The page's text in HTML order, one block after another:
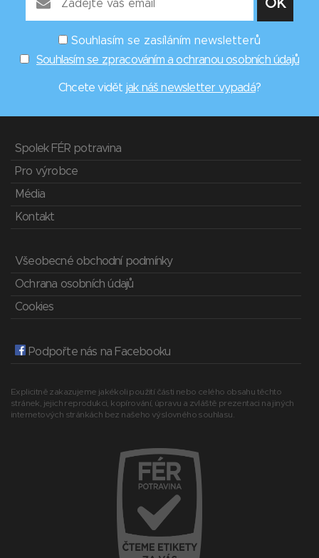
Souhlasím se zasíláním newsletterů
Souhlasím se zpracováním a ochranou osobních údajů
Chcete vidět jak náš newsletter vypadá?
Spolek FÉR potravina
Pro výrobce
Média
Kontakt
Všeobecné obchodní podmínky
Ochrana osobních údajů
Cookies
Podpořte nás na Facebooku
Explicitně zakazujeme jakékoli použití části nebo celého obsahu těchto
stránek, jejich reprodukci, kopírování, úpravu a zvláště prezentaci na jiných
internetových stránkách bez našeho výslovného souhlasu.